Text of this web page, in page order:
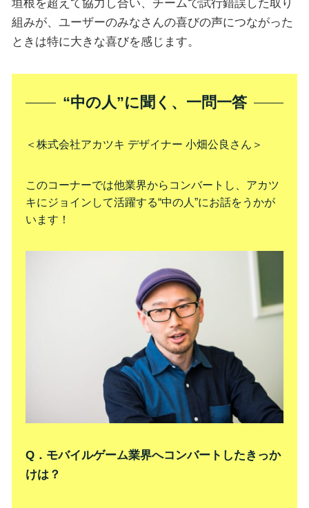
組みが、ユーザーのみなさんの喜びの声につながった
ときは特に大きな喜びを感じます。
“中の人”に聞く、一問一答
＜株式会社アカツキ デザイナー 小畑公良さん＞
このコーナーでは他業界からコンバートし、アカツ
キにジョインして活躍する“中の人”にお話をうかが
います！
Q．モバイルゲーム業界へコンバートしたきっか
けは？